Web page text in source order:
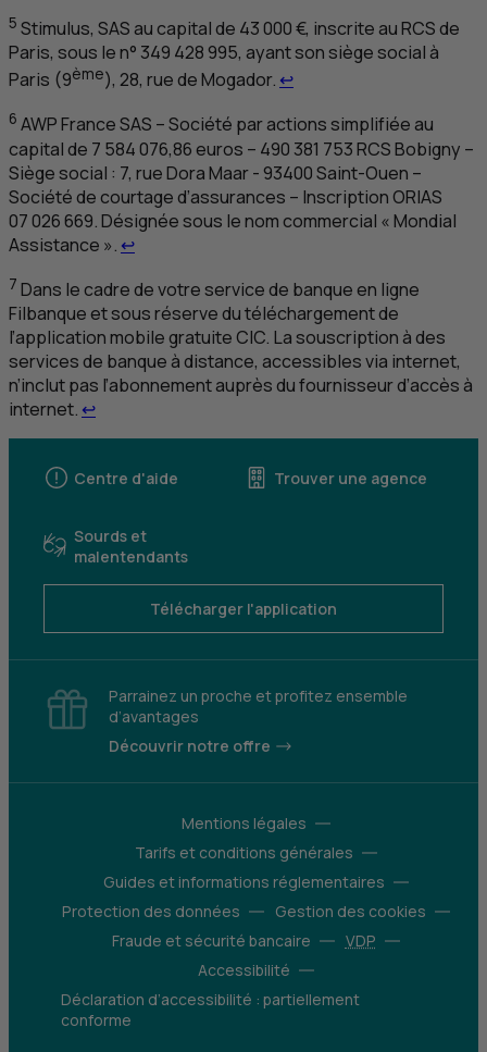
5 Stimulus, SASau capital de 43 000 €, inscrite auRCSde
Paris, sous le n° 349 428 995, ayant son siège social à
Paris (9ème), 28, rue de Mogador. ↩Retour au renvoi 5
6 AWPFranceSAS – Société par actions simplifiée au
capital de 7 584 076,86 euros – 490 381 753RCSBobigny –
Siège social : 7, rue Dora Maar - 93400 Saint-Ouen –
Société de courtage d’assurances – Inscription ORIAS
07 026 669. Désignée sous le nom commercial « Mondial
Assistance ». ↩Retour au renvoi 6
7 Dans le cadre de votre service de banque en ligne
Filbanque et sous réserve du téléchargement de
l’application mobile gratuiteCIC. La souscription à des
services de banque à distance, accessibles via internet,
n’inclut pas l’abonnement auprès du fournisseur d’accès à
internet. ↩Retour au renvoi 7
Centre d'aide Trouver une agence
Sourds et
malentendants
Télécharger l'application
Parrainez un proche et profitez ensemble
d’avantages
Découvrir notre offre
Mentions légales
Tarifs et conditions générales
Guides et informations réglementaires
Protection des données
Gestion des cookies
Fraude et sécurité bancaire
VDP
Accessibilité
Déclaration d’accessibilité : partiellement
conforme